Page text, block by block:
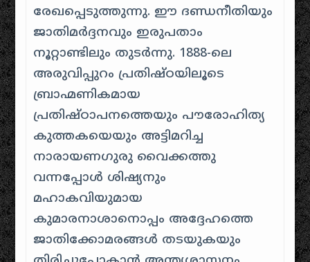
രേഖപ്പെടുത്തുന്നു. ഈ ദണ്ഡനീതിയും
ജാതിമർദ്ദനവും ഇരുപതാം
നൂറ്റാണ്ടിലും തുടർന്നു. 1888-ലെ
അരുവിപ്പുറം പ്രതിഷ്ഠയിലൂടെ
ബ്രാഹ്മണികമായ
പ്രതിഷ്ഠാപനത്തെയും പൗരോഹിത്യ
കുത്തകയെയും അട്ടിമറിച്ച
നാരായണഗുരു വൈക്കത്തു
വന്നപ്പോൾ ശിഷ്യനും
മഹാകവിയുമായ
കുമാരനാശാനൊപ്പം അദ്ദേഹത്തെ
ജാതിക്കോമരങ്ങൾ തടയുകയും